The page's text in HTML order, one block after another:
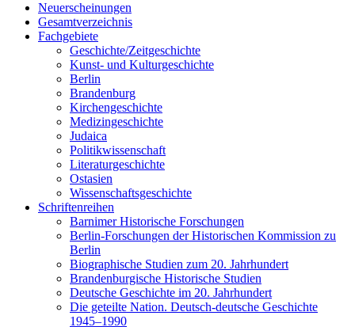
Neuerscheinungen
Gesamtverzeichnis
Fachgebiete
Geschichte/Zeitgeschichte
Kunst- und Kulturgeschichte
Berlin
Brandenburg
Kirchengeschichte
Medizingeschichte
Judaica
Politikwissenschaft
Literaturgeschichte
Ostasien
Wissenschaftsgeschichte
Schriftenreihen
Barnimer Historische Forschungen
Berlin-Forschungen der Historischen Kommission zu
Berlin
Biographische Studien zum 20. Jahrhundert
Brandenburgische Historische Studien
Deutsche Geschichte im 20. Jahrhundert
Die geteilte Nation. Deutsch-deutsche Geschichte
1945–1990